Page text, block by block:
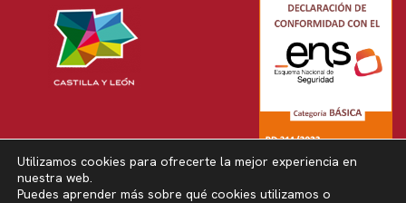
Neve| Funciona gracias aWordPress
Utilizamos cookies para ofrecerte la mejor experiencia en
nuestra web.
Puedes aprender más sobre qué cookies utilizamos o